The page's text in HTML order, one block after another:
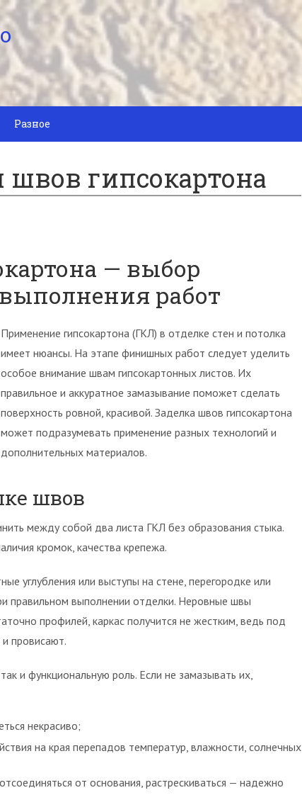
Разное
швов гипсокартона
— выбор
работ
Применение гипсокартона (ГКЛ) в отделке стен и потолка
имеет нюансы. На этапе финишных работ следует уделить
особое внимание швам гипсокартонных листов. Их
правильное и аккуратное замазывание поможет сделать
поверхность ровной, красивой. Заделка швов гипсокартона
может подразумевать применение разных технологий и
дополнительных материалов.
швов
между собой два листа ГКЛ без образования стыка.
кромок, качества крепежа.
углубления или выступы на стене, перегородке или
правильном выполнении отделки. Неровные швы
профилей, каркас получится не жестким, ведь под
провисают.
и функциональную роль. Если не замазывать их,
некрасиво;
на края перепадов температур, влажности, солнечных
от основания, растрескиваться — надежно